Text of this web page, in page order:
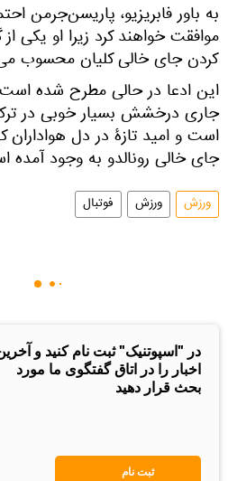
به باور فابریزیو، پاریسن‌جرمن
موافقت خواهند کرد زیرا او یکی
کردن جای خالی کلیان محسوب
این ادعا در حالی مطرح شده
جاری درخشش بسیار خوبی در
است و امید تازۀ در دل هواداران
جای خالی رونالدو به وجود آمده
ورزش ورزش فوتبال
در "اسپوتنیک" ثبت نام کنید و
اخبار را در اتاق گفتگوی ما مورد
بحث قرار دهید
ثبت نام